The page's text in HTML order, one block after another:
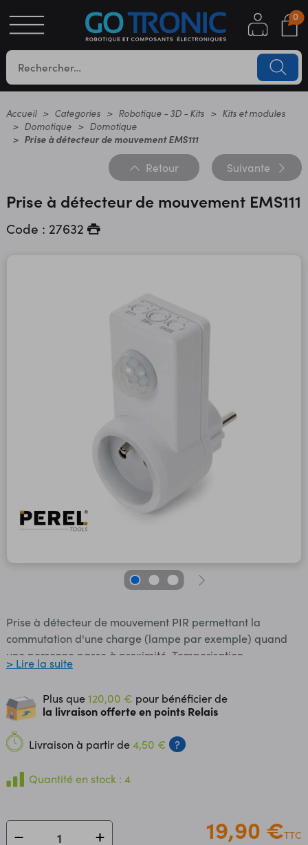
0
Accueil Categories Robotique - 3D - Kits
Kits et modules
Domotique
Domotique
Prise à détecteur de mouvement EMS111
Retour Suivante
Prise à détecteur de mouvement EMS111
Code : 27632
Prise à détecteur de mouvement PIR permettant la
commutation d'une charge (lampe par exemple) quand
une personne passe à proximité. Temporisation,
sensibilité de détection et sensibilité lumineuse réglables.
Alimentation: 230 Vac Puissance: 300 W maxi en charge
résistive Angle de détection: 160 ° Distance de détection: 2
à 9 m Sensibilité lumineuse: 10 à 2000 lux Température de
service: -10 à 40 °C Dimensions: 77 x 104 x 44 mm Poids:
> Lire la suite
Plus que120,00 € pour bénéficier de
la livraison offerte en points Relais
Livraison à partir de4,50 € ?
Quantité en stock : 4
19,90 €TTC